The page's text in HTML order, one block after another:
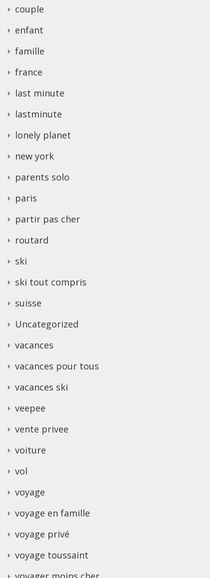
couple
enfant
famille
france
last minute
lastminute
lonely planet
new york
parents solo
paris
partir pas cher
routard
ski
ski tout compris
suisse
Uncategorized
vacances
vacances pour tous
vacances ski
veepee
vente privee
voiture
vol
voyage
voyage en famille
voyage privé
voyage toussaint